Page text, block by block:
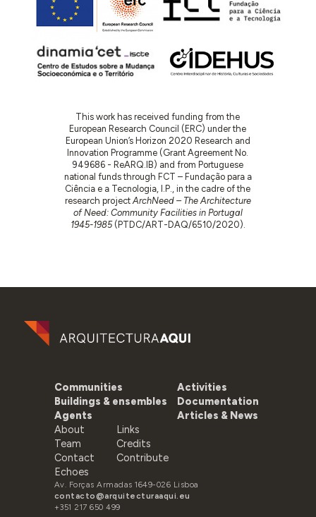
This work has received funding from the
European Research Council (ERC) under the
European Union’s Horizon 2020 Research and
Innovation Programme (Grant Agreement No.
949686 - ReARQ.IB) and from Portuguese
national funds through FCT – Fundação para a
Ciência e a Tecnologia, I.P., in the cadre of the
research projectArchNeed – The Architecture
of Need: Community Facilities in Portugal
1945-1985(PTDC/ART-DAQ/6510/2020).
Communities
Buildings & ensembles
Agents
Activities
Documentation
Articles & News
About
Team
Contact
Echoes
Links
Credits
Contribute
Av. Forças Armadas 1649-026 Lisboa
contacto@arquitecturaaqui.eu
+351 217 650 499